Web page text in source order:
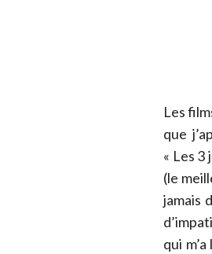
Les
que
« Les 3
(le
jamais
qui